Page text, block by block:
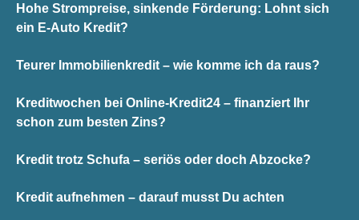
Hohe Strompreise, sinkende Förderung: Lohnt sich
ein E-Auto Kredit?
Teurer Immobilienkredit – wie komme ich da raus?
Kreditwochen bei Online-Kredit24 – finanziert Ihr
schon zum besten Zins?
Kredit trotz Schufa – seriös oder doch Abzocke?
Kredit aufnehmen – darauf musst Du achten